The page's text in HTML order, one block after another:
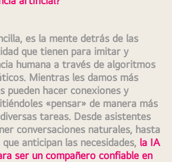
es la mente detrás de las
que tienen para imitar y
humana a través de algoritmos
Mientras les damos más
pueden hacer conexiones y
«pensar» de manera más
tareas. Desde asistentes
conversaciones naturales, hasta
anticipan las necesidades, la IA
ser un compañero confiable en